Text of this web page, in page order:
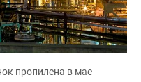
пропилена в мае